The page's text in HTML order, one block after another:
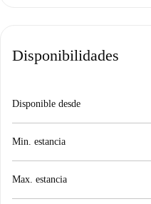
Disponibilidades
Disponible desde
Min. estancia
Max. estancia